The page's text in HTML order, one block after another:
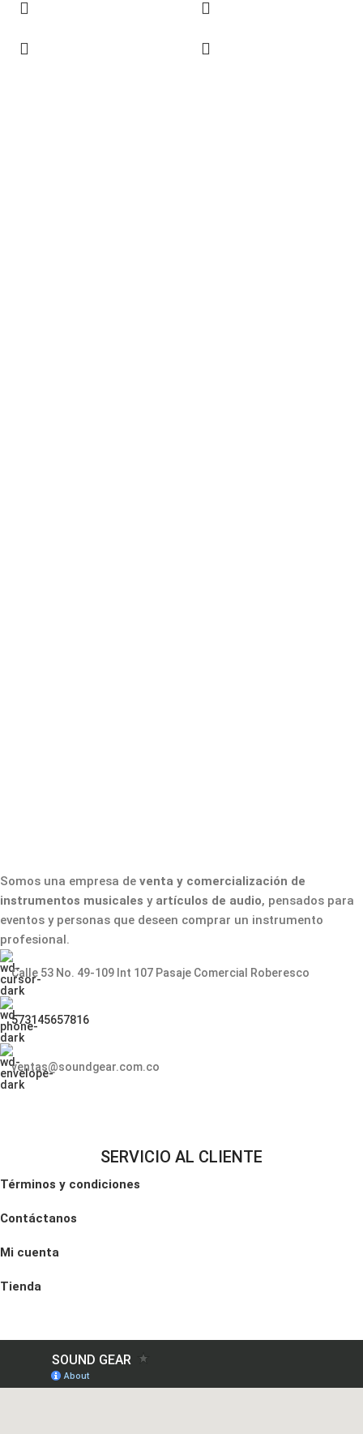
Somos una empresa de venta y comercialización de
instrumentos musicales yartículos de audio, pensados para
eventos y personas que deseen comprar un instrumento
profesional.
Calle 53 No. 49-109 Int 107 Pasaje Comercial Roberesco
573145657816
ventas@soundgear.com.co
SERVICIO AL CLIENTE
Términos y condiciones
Contáctanos
Mi cuenta
Tienda